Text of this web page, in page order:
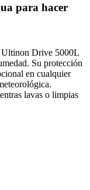
para hacer
Ultinon Drive 5000L
Su protección
en cualquier
lavas o limpias